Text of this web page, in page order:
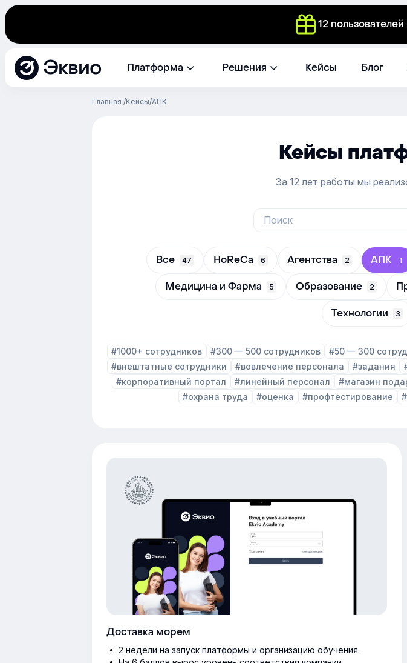
12
Эквио Платформа Решения Кейсы Блог
Главная Кейсы АПК
Кейсы
За 12 лет работы мы
Все 47 HoReCa 6 Агентства 2 АПК 1
Медицина и Фарма 5 Образование 2
Технологии 3
#1000+ сотрудников #300 — 500 сотрудников #50 — 300
#внештатные сотрудники
#вовлечение персонала #задания
#корпоративный портал
#линейный персонал #магазин
#охрана труда
#оценка #профтестирование
Доставка морем
2 недели на запуск платформы и организацию обучения.